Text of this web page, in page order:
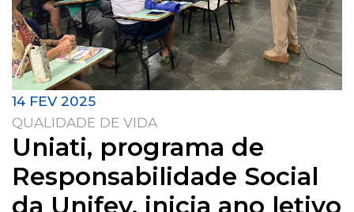
14 FEV 2025
QUALIDADE DE VIDA
Uniati, programa de
Responsabilidade Social